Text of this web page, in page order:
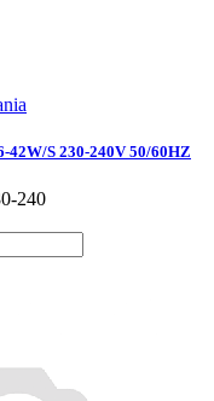
42W/S 230-240V 50/60HZ
240